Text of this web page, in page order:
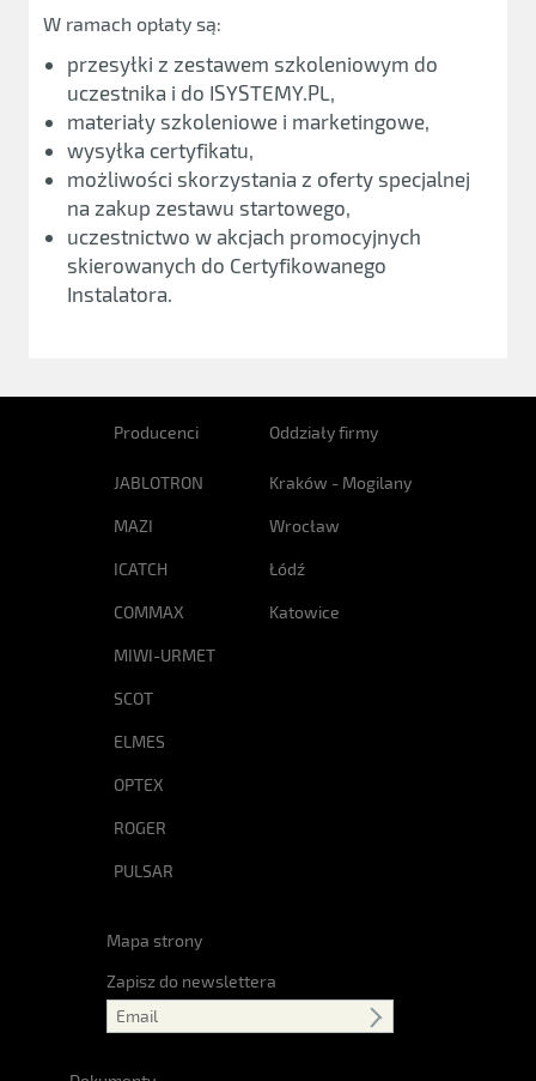
W ramach opłaty są:
przesyłki z zestawem szkoleniowym do
uczestnika i do ISYSTEMY.PL,
materiały szkoleniowe i marketingowe,
wysyłka certyfikatu,
możliwości skorzystania z oferty specjalnej
na zakup zestawu startowego,
uczestnictwo w akcjach promocyjnych
skierowanych do Certyfikowanego
Instalatora.
Producenci
JABLOTRON
MAZI
ICATCH
COMMAX
MIWI-URMET
SCOT
ELMES
OPTEX
ROGER
PULSAR
Oddziały firmy
Kraków - Mogilany
Wrocław
Łódź
Katowice
Mapa strony
Zapisz do newslettera